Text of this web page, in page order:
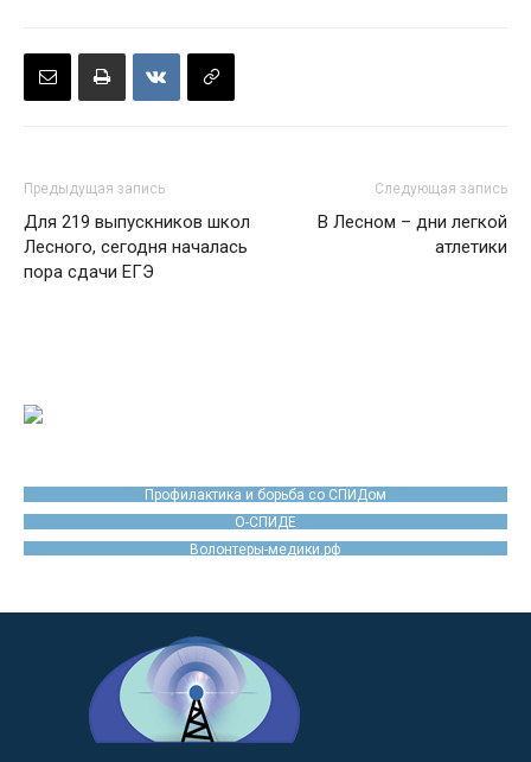
Предыдущая запись
Для 219 выпускников школ
Лесного, сегодня началась
пора сдачи ЕГЭ
Следующая запись
В Лесном – дни легкой
атлетики
Профилактика и борьба со СПИДом
О-СПИДЕ
Волонтеры-медики.рф